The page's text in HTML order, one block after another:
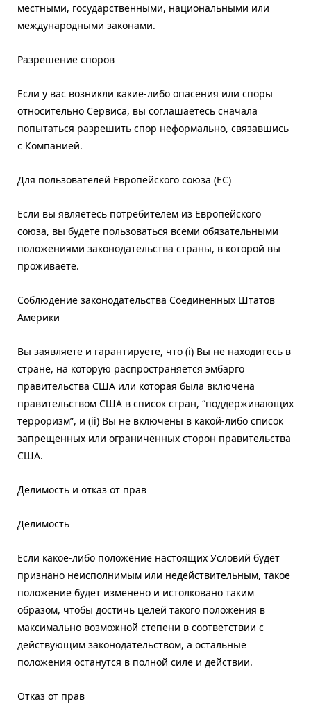
местными, государственными, национальными или
международными законами.
Разрешение споров
Если у вас возникли какие-либо опасения или споры
относительно Сервиса, вы соглашаетесь сначала
попытаться разрешить спор неформально, связавшись
с Компанией.
Для пользователей Европейского союза (ЕС)
Если вы являетесь потребителем из Европейского
союза, вы будете пользоваться всеми обязательными
положениями законодательства страны, в которой вы
проживаете.
Соблюдение законодательства Соединенных Штатов
Америки
Вы заявляете и гарантируете, что (i) Вы не находитесь в
стране, на которую распространяется эмбарго
правительства США или которая была включена
правительством США в список стран, “поддерживающих
терроризм”, и (ii) Вы не включены в какой-либо список
запрещенных или ограниченных сторон правительства
США.
Делимость и отказ от прав
Делимость
Если какое-либо положение настоящих Условий будет
признано неисполнимым или недействительным, такое
положение будет изменено и истолковано таким
образом, чтобы достичь целей такого положения в
максимально возможной степени в соответствии с
действующим законодательством, а остальные
положения останутся в полной силе и действии.
Отказ от прав